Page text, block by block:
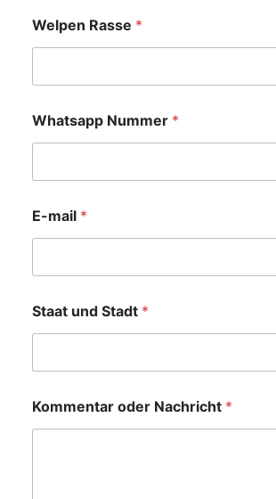
Welpen Rasse *
Whatsapp Nummer *
E-mail *
Staat und Stadt *
Kommentar oder Nachricht *